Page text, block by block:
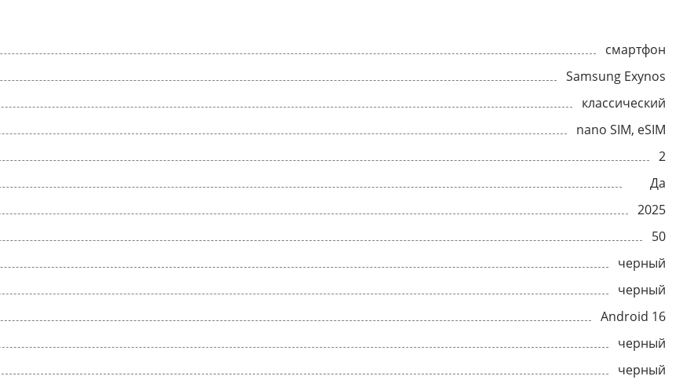
смартфон
Samsung Exynos
классический
nano SIM, eSIM
2
Да
2025
50
черный
черный
Android 16
черный
черный